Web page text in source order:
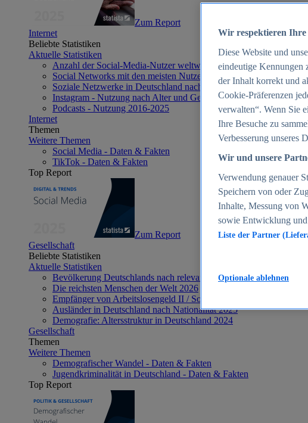
Zum Report
Internet
Beliebte Statistiken
Aktuelle Statistiken
Anzahl der Social-Media-Nutzer weltweit 2012-2025
Social Networks mit den meisten Nutzern weltweit 2025
Soziale Netzwerke in Deutschland nach Generationen 2025
Instagram - Nutzung nach Alter und Geschlecht in Deutschland
Podcasts - Nutzung 2016-2025
Internet
Themen
Weitere Themen
Social Media - Daten & Fakten
TikTok - Daten & Fakten
Top Report
Zum Report
Gesellschaft
Beliebte Statistiken
Aktuelle Statistiken
Bevölkerung Deutschlands nach relevanten Altersgruppen 2024
Die reichsten Menschen der Welt 2026
Empfänger von Arbeitslosengeld II / Sozialgeld / Bürgergeld in
Ausländer in Deutschland nach Nationalität 2025
Demografie: Altersstruktur in Deutschland 2024
Gesellschaft
Themen
Weitere Themen
Demografischer Wandel - Daten & Fakten
Jugendkriminalität in Deutschland - Daten & Fakten
Top Report
Wir respektieren
Diese Website und
eindeutige Kennungen
der Inhalt korrekt und
Cookie-Präferenzen
verwalten“. Wenn Sie
Ihre Besuche zu
Verbesserung unseres
Wir und unsere
Verwendung genauer
Speichern von oder
Inhalte, Messung von
sowie Entwicklung
Liste der Partner
Optionale ablehnen